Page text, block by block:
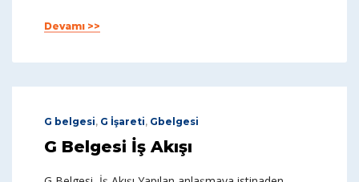
Devamı >>
G belgesi, G İşareti, Gbelgesi
G Belgesi İş Akışı